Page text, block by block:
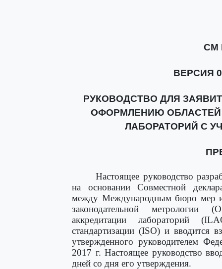
СМ
ВЕРСИЯ
РУКОВОДСТВО ДЛЯ
ОФОРМЛЕНИЮ
ЛАБОРАТОРИЙ С
Настоящее руководство
на основании Совместной
между Международным бюро мер и
законодательной метрологии
аккредитации лабораторий
стандартизации (ISO) и
утвержденного руководителем
2017 г. Настоящее руководство
дней со дня его утверждения.